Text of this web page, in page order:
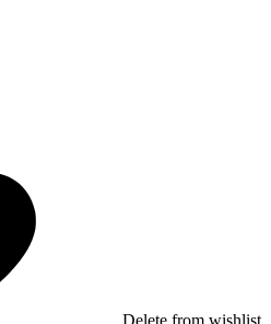
Delete from wishlist